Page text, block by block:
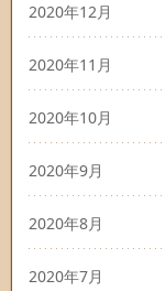
2020年12月
2020年11月
2020年10月
2020年9月
2020年8月
2020年7月